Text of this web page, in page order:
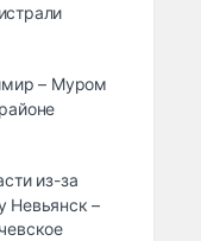
– Муром
из-за
Невьянск –